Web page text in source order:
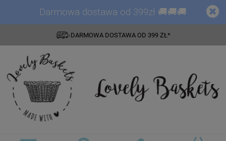
Darmowa dostawa od 399zł 🚚🚚🚚
DARMOWA DOSTAWA OD 399 ZŁ*